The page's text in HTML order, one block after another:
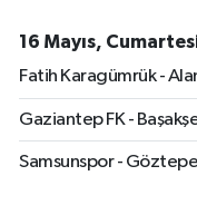
16 Mayıs,
Fatih Karagümrük -
Gaziantep FK -
Samsunspor - Göztepe